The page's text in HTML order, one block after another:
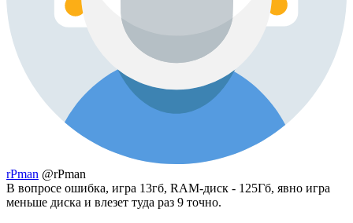
rPman @rPman
В вопросе ошибка, игра 13гб, RAM-диск - 125Гб, явно игра
меньше диска и влезет туда раз 9 точно.